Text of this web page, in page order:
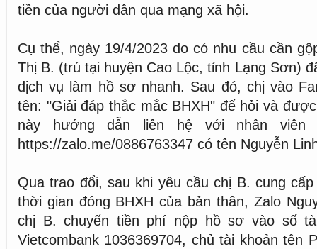
tiền của người dân qua mạng xã hội.
Cụ thể, ngày 19/4/2023 do có nhu cầu cần
Thị B. (trú tại huyện Cao Lộc, tỉnh Lạng Sơn)
dịch vụ làm hồ sơ nhanh. Sau đó, chị vào
tên: "Giải đáp thắc mắc BHXH" để hỏi và
này hướng dẫn liên hệ với nhân viên
https://zalo.me/0886763347 có tên Nguyễn
Qua trao đổi, sau khi yêu cầu chị B. cung
thời gian đóng BHXH của bản thân, Zalo
chị B. chuyển tiền phí nộp hồ sơ vào số
Vietcombank 1036369704, chủ tài khoản tên